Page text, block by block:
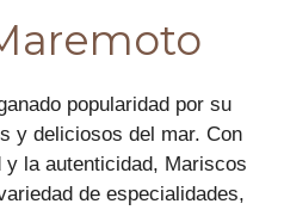
popularidad por su
y deliciosos del mar. Con
y la autenticidad, Mariscos
de especialidades,